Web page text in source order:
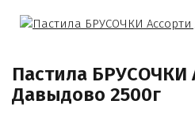
Пастила БРУСОЧКИ
Давыдово 2500г